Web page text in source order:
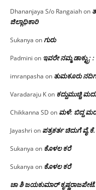
Dhananjaya S/o Rangaiahon
ಜಿಲ್ಲಾಧಿಕಾರಿ
Sukanya onಗುರು
Padmini on ಇವರೇ ನಮ್ಮ
imranpasha on ತುಮಕೂರು
Varadaraju Kon ಕದ್ದುಮುಚ್ಚಿ
Chikkanna SD on ಮಳೆ: ಬಿದ್ದ
Jayashri on ಪತ್ರಕರ್ತ ಚಿದುಗೆ
Sukanya on ಕೊಳಲ ಕರೆ
Sukanya on ಕೊಳಲ ಕರೆ
ಚಾ ಶಿ ಜಯಕುಮಾರ್